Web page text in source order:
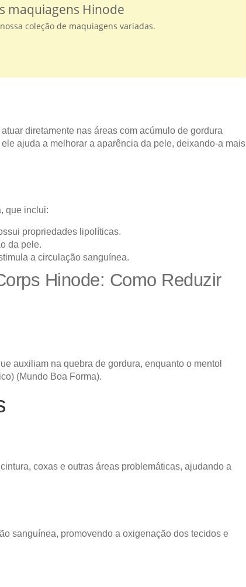
maquiagens Hinode
coleção de maquiagens variadas.
diretamente nas áreas com acúmulo de gordura
ajuda a melhorar a aparência da pele, deixando-a mais
que inclui:
propriedades lipolíticas.
da pele.
a circulação sanguínea.
Hinode: Como Reduzir
auxiliam na quebra de gordura, enquanto o mentol
) (Mundo Boa Forma)​.
coxas e outras áreas problemáticas, ajudando a
sanguínea, promovendo a oxigenação dos tecidos e